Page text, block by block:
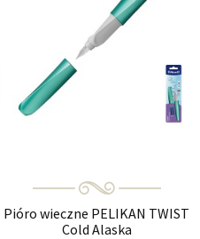
Pióro wieczne PELIKAN TWIST
Cold Alaska